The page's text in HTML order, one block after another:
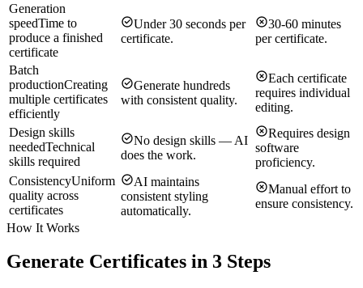
Generation
speedTime to
produce a finished
certificate
Under 30 seconds per
certificate.
30-60 minutes
per certificate.
Batch
productionCreating
multiple certificates
efficiently
Generate hundreds
with consistent quality.
Each certificate
requires individual
editing.
Design skills
neededTechnical
skills required
No design skills — AI
does the work.
Requires design
software
proficiency.
ConsistencyUniform
quality across
certificates
AI maintains
consistent styling
automatically.
Manual effort to
ensure consistency.
How It Works
Generate Certificates in 3 Steps